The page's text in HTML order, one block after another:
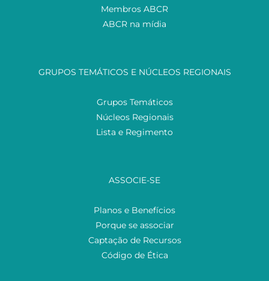
Membros ABCR
ABCR na mídia
GRUPOS TEMÁTICOS E NÚCLEOS REGIONAIS
Grupos Temáticos
Núcleos Regionais
Lista e Regimento
ASSOCIE-SE
Planos e Benefícios
Porque se associar
Captação de Recursos
Código de Ética